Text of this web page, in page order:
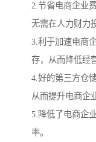
2.节省电商企业
无需在人力财力
3.利于加速电商
存，从而降低经
4.好的第三方仓
从而提升电商企
5.降低了电商企
率。